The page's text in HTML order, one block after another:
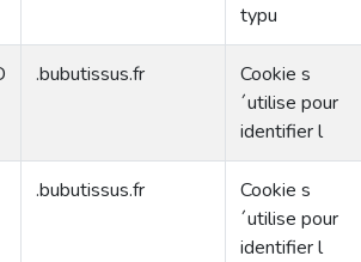
typu
.bubutissus.fr
Cookie s
´utilise pour
identifier l
.bubutissus.fr
Cookie s
´utilise pour
identifier l